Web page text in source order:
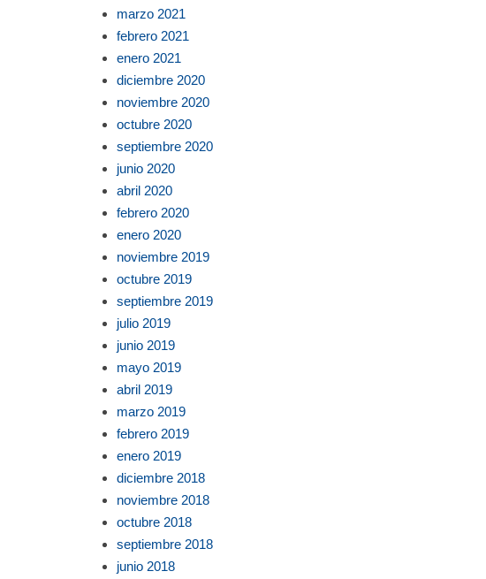
marzo 2021
febrero 2021
enero 2021
diciembre 2020
noviembre 2020
octubre 2020
septiembre 2020
junio 2020
abril 2020
febrero 2020
enero 2020
noviembre 2019
octubre 2019
septiembre 2019
julio 2019
junio 2019
mayo 2019
abril 2019
marzo 2019
febrero 2019
enero 2019
diciembre 2018
noviembre 2018
octubre 2018
septiembre 2018
junio 2018